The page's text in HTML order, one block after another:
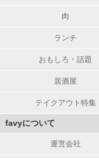
肉
ランチ
おもしろ・話題
居酒屋
テイクアウト特集
favyについて
運営会社